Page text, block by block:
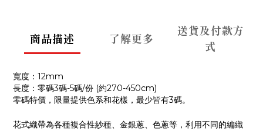
商品描述 了解更多
送貨及付款方
式
寬度：12mm
長度：零碼3碼-5碼/份 (約270-450cm)
零碼特價，限量提供色系和花樣，最少皆有3碼。
花式織帶為各種複合性紗種、金銀蔥、色蔥等，利用不同的編織